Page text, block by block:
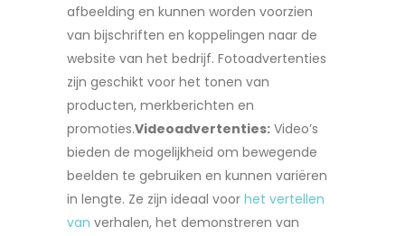
afbeelding en kunnen worden voorzien
van bijschriften en koppelingen naar de
website van het bedrijf. Fotoadvertenties
zijn geschikt voor het tonen van
producten, merkberichten en
promoties.Videoadvertenties: Video’s
bieden de mogelijkheid om bewegende
beelden te gebruiken en kunnen variëren
in lengte. Ze zijn ideaal voor het vertellen
van verhalen, het demonstreren van